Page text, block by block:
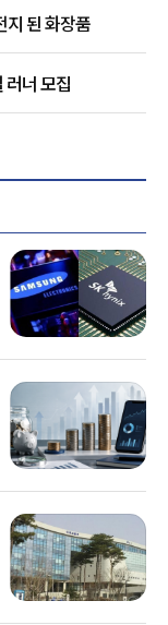
된 화장품
너 모집